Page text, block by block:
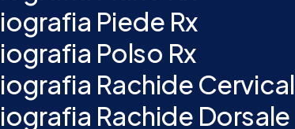
Piede Rx
Polso Rx
Rachide
Rachide Dorsale